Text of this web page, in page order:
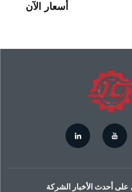
أسعار الآن
على أحدث الأخبار الشركة